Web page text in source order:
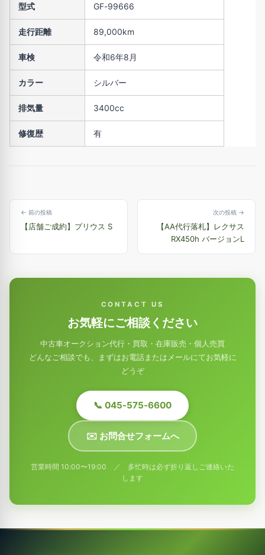
型式 GF-99666
走行距離 89,000km
車検 令和6年8月
カラー シルバー
排気量 3400cc
修復歴 有
← 前の投稿
【店舗ご成約】プリウス S
次の投稿 →
【AA代行落札】レクサス
RX450h バージョンL
CONTACT US
お気軽にご相談ください
中古車オークション代行・買取・在庫販売・個人売買
どんなご相談でも、まずはお電話またはメールにてお気軽に
どうぞ
📞 045-575-6600
✉️ お問合せフォームへ
営業時間 10:00〜19:00 ／ 多忙時は必ず折り返しご連絡いた
します